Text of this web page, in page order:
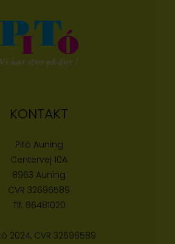
KONTAKT
Pitó Auning
Centervej 10A
8963 Auning
CVR 32696589
Tlf: 86481020
2024, CVR 32696589